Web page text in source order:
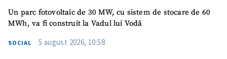
Un parc fotovoltaic de 30 MW, cu sistem de stocare de 60
MWh, va fi construit la Vadul lui Vodă
SOCIAL 5 august 2026, 10:58